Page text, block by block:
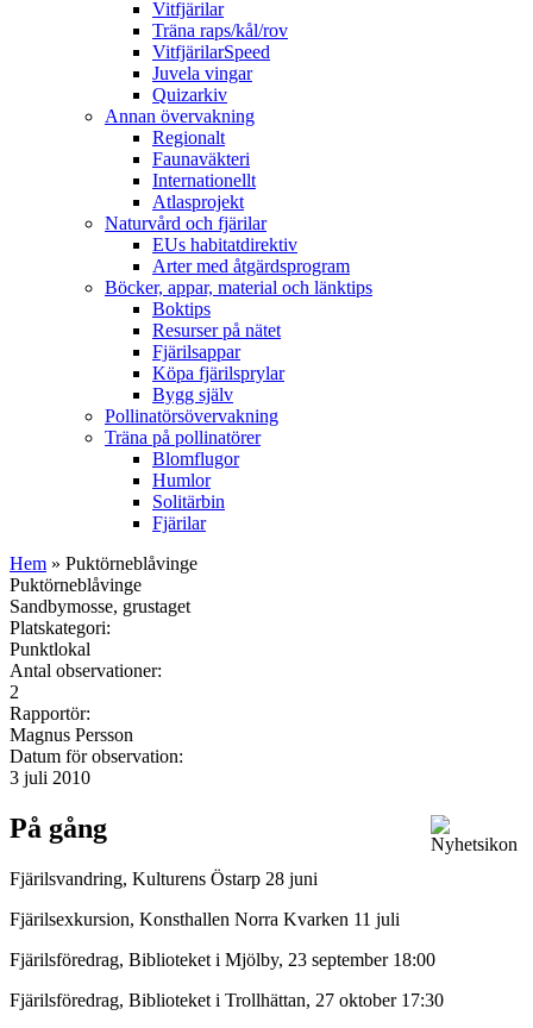
Vitfjärilar
Träna raps/kål/rov
VitfjärilarSpeed
Juvela vingar
Quizarkiv
Annan övervakning
Regionalt
Faunaväkteri
Internationellt
Atlasprojekt
Naturvård och fjärilar
EUs habitatdirektiv
Arter med åtgärdsprogram
Böcker, appar, material och länktips
Boktips
Resurser på nätet
Fjärilsappar
Köpa fjärilsprylar
Bygg själv
Pollinatörsövervakning
Träna på pollinatörer
Blomflugor
Humlor
Solitärbin
Fjärilar
Hem » Puktörneblåvinge
Puktörneblåvinge
Sandbymosse, grustaget
Platskategori:
Punktlokal
Antal observationer:
2
Rapportör:
Magnus Persson
Datum för observation:
3 juli 2010
På gång
Fjärilsvandring, Kulturens Östarp 28 juni
Fjärilsexkursion, Konsthallen Norra Kvarken 11 juli
Fjärilsföredrag, Biblioteket i Mjölby, 23 september 18:00
Fjärilsföredrag, Biblioteket i Trollhättan, 27 oktober 17:30